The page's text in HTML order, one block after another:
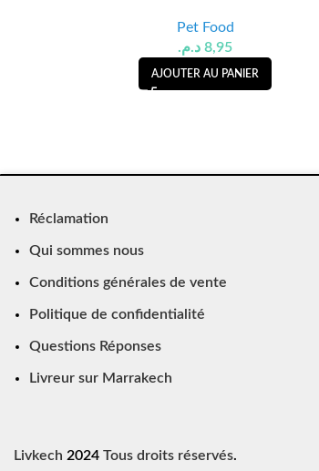
Pet Food
8,95 د.م.
AJOUTER AU PANIER
Réclamation
Qui sommes nous
Conditions générales de vente
Politique de confidentialité
Questions Réponses
Livreur sur Marrakech
Livkech 2024Tous droits réservés.